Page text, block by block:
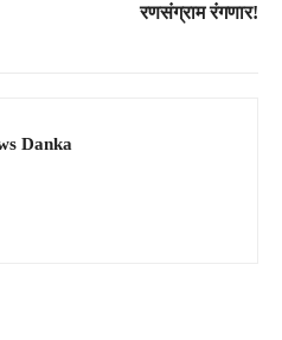
रणसंग्राम रंगणार!
Danka